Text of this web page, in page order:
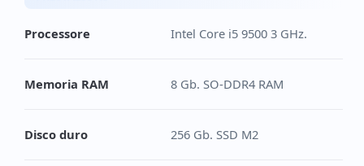
Processore Intel Core i5 9500 3 GHz.
Memoria RAM 8 Gb. SO-DDR4 RAM
Disco duro 256 Gb. SSD M2